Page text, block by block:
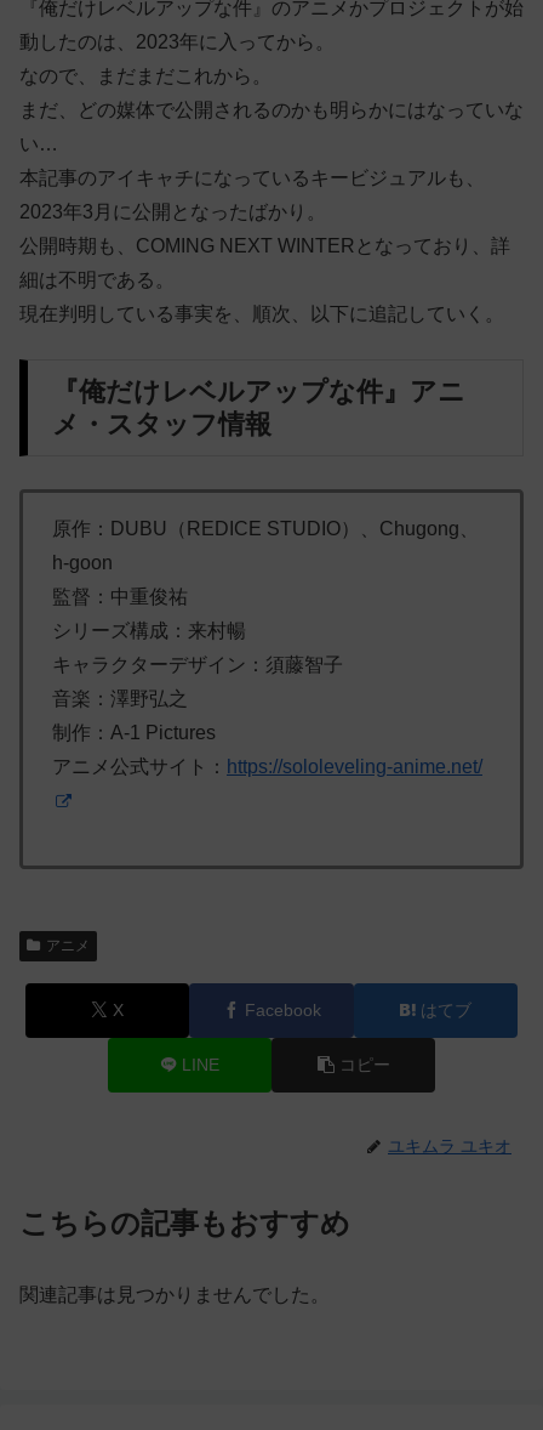
『俺だけレベルアップな件』のアニメかプロジェクトが始
動したのは、2023年に入ってから。
なので、まだまだこれから。
まだ、どの媒体で公開されるのかも明らかにはなっていな
い…
本記事のアイキャチになっているキービジュアルも、
2023年3月に公開となったばかり。
公開時期も、COMING NEXT WINTERとなっており、詳
細は不明である。
現在判明している事実を、順次、以下に追記していく。
『俺だけレベルアップな件』アニ
メ・スタッフ情報
原作：DUBU（REDICE STUDIO）、Chugong、
h-goon
監督：中重俊祐
シリーズ構成：来村暢
キャラクターデザイン：須藤智子
音楽：澤野弘之
制作：A-1 Pictures
アニメ公式サイト： https://sololeveling-anime.net/
アニメ
X Facebook はてブ
LINE コピー
ユキムラ ユキオ
こちらの記事もおすすめ
関連記事は見つかりませんでした。